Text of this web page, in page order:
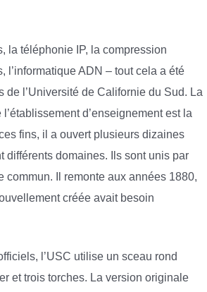
la téléphonie IP, la compression
l’informatique ADN – tout cela a été
de l’Université de Californie du Sud. La
d’enseignement est la
fins, il a ouvert plusieurs dizaines
différents domaines. Ils sont unis par
commun. Il remonte aux années 1880,
créée avait besoin
l’USC utilise un sceau rond
et trois torches. La version originale